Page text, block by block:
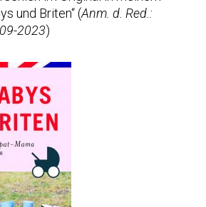
und Briten“ (Anm. d. Red.:
2023)